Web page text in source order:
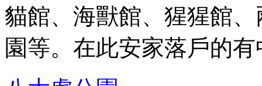
貓館、海獸館、猩猩館
園等。在此安家落戶的